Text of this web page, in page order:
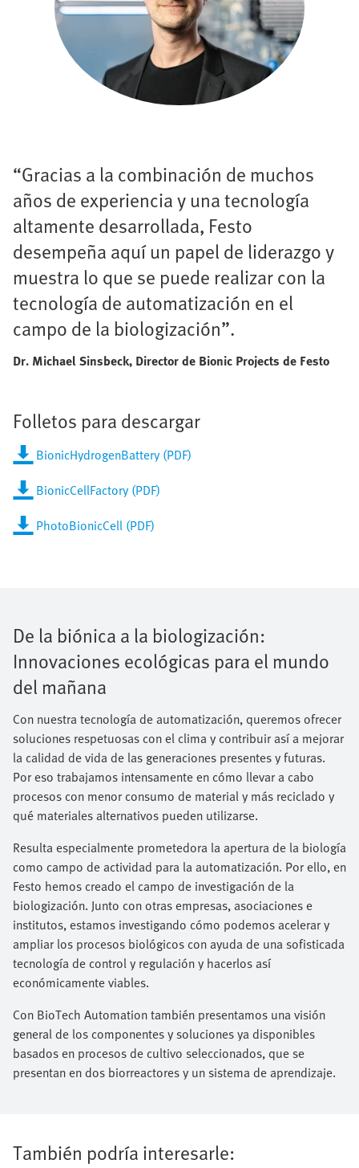
“Gracias a la combinación de muchos
años de experiencia y una tecnología
altamente desarrollada, Festo
desempeña aquí un papel de liderazgo y
muestra lo que se puede realizar con la
tecnología de automatización en el
campo de la biologización”.
Dr. Michael Sinsbeck, Director de Bionic Projects de Festo
Folletos para descargar
BionicHydrogenBattery (PDF)
BionicCellFactory (PDF)
PhotoBionicCell (PDF)
De la biónica a la biologización:
Innovaciones ecológicas para el mundo
del mañana
Con nuestra tecnología de automatización, queremos ofrecer
soluciones respetuosas con el clima y contribuir así a mejorar
la calidad de vida de las generaciones presentes y futuras.
Por eso trabajamos intensamente en cómo llevar a cabo
procesos con menor consumo de material y más reciclado y
qué materiales alternativos pueden utilizarse.
Resulta especialmente prometedora la apertura de la biología
como campo de actividad para la automatización. Por ello, en
Festo hemos creado el campo de investigación de la
biologización. Junto con otras empresas, asociaciones e
institutos, estamos investigando cómo podemos acelerar y
ampliar los procesos biológicos con ayuda de una sofisticada
tecnología de control y regulación y hacerlos así
económicamente viables.
Con BioTech Automation también presentamos una visión
general de los componentes y soluciones ya disponibles
basados en procesos de cultivo seleccionados, que se
presentan en dos biorreactores y un sistema de aprendizaje.
También podría interesarle: